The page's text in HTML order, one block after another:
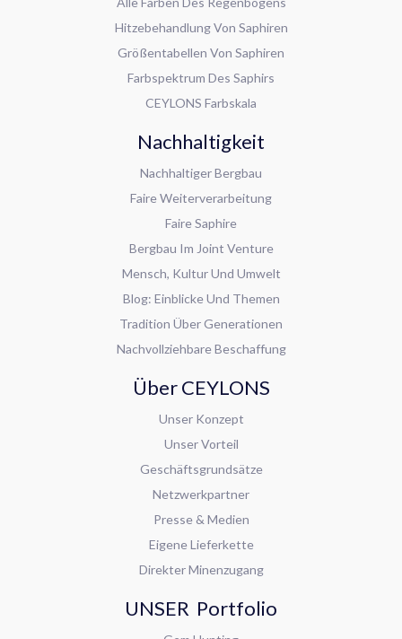
Hitzebehandlung Von Saphiren
Größentabellen Von Saphiren
Farbspektrum Des Saphirs
CEYLONS Farbskala
Nachhaltigkeit
Nachhaltiger Bergbau
Faire Weiterverarbeitung
Faire Saphire
Bergbau Im Joint Venture
Mensch, Kultur Und Umwelt
Blog: Einblicke Und Themen
Tradition Über Generationen
Nachvollziehbare Beschaffung
Über CEYLONS
Unser Konzept
Unser Vorteil
Geschäftsgrundsätze
Netzwerkpartner
Presse & Medien
Eigene Lieferkette
Direkter Minenzugang
UNSER Portfolio